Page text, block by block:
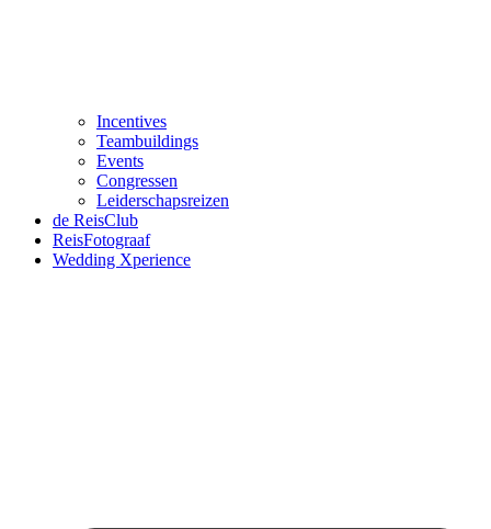
Incentives
Teambuildings
Events
Congressen
Leiderschapsreizen
de ReisClub
ReisFotograaf
Wedding Xperience